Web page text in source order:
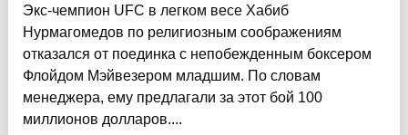
Экс-чемпион UFC в легком весе Хабиб
Нурмагомедов по религиозным соображениям
отказался от поединка с непобежденным боксером
Флойдом Мэйвезером младшим. По словам
менеджера, ему предлагали за этот бой 100
миллионов долларов....